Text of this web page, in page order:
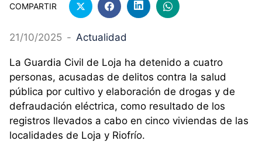
COMPARTIR
21/10/2025 - Actualidad
La Guardia Civil de Loja ha detenido a cuatro
personas, acusadas de delitos contra la salud
pública por cultivo y elaboración de drogas y de
defraudación eléctrica, como resultado de los
registros llevados a cabo en cinco viviendas de las
localidades de Loja y Riofrío.